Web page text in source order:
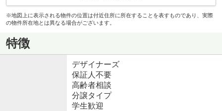
※地図上に表示される物件の位置は付近住所に所在することを表すものであり、実際
の物件所在地とは異なる場合がございます。
特徴
デザイナーズ
保証人不要
高齢者相談
分譲タイプ
学生歓迎